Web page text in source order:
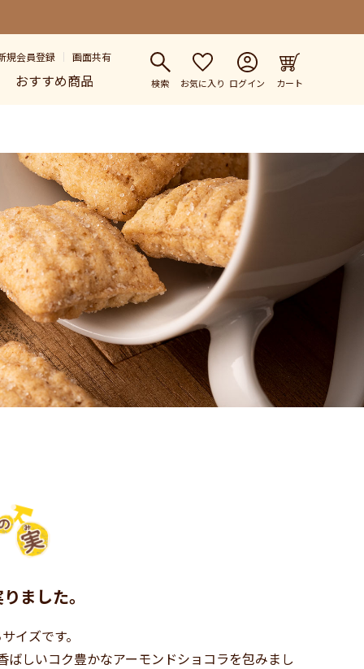
規会員登録 画面共有
おすすめ商品 検索 お気に入り ログイン カート
ました。
イズです。
しいコク豊かなアーモンドショコラを包みまし